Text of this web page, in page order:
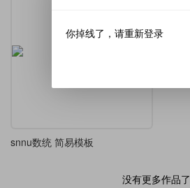
snnu数统 简易模板
没有更多作品了
你掉线了，请重新登录